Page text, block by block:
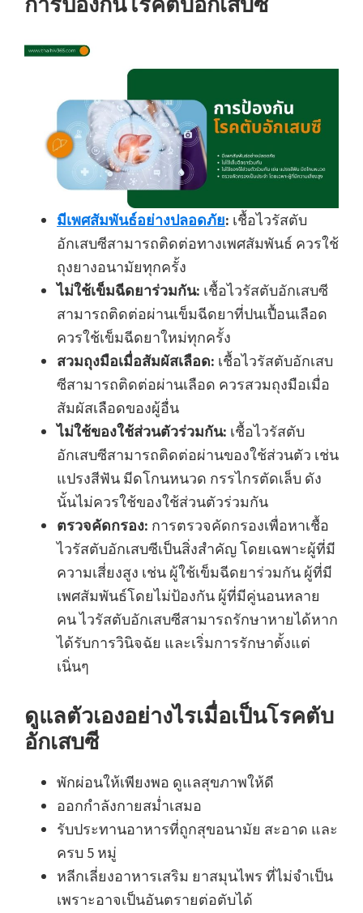
มีเพศสัมพันธ์อย่างปลอดภัย: เชื้อไวรัสตับ
อักเสบซีสามารถติดต่อทางเพศสัมพันธ์ ควรใช้
ถุงยางอนามัยทุกครั้ง
ไม่ใช้เข็มฉีดยาร่วมกัน: เชื้อไวรัสตับอักเสบซี
สามารถติดต่อผ่านเข็มฉีดยาที่ปนเปื้อนเลือด
ควรใช้เข็มฉีดยาใหม่ทุกครั้ง
สวมถุงมือเมื่อสัมผัสเลือด: เชื้อไวรัสตับอักเสบ
ซีสามารถติดต่อผ่านเลือด ควรสวมถุงมือเมื่อ
สัมผัสเลือดของผู้อื่น
ไม่ใช้ของใช้ส่วนตัวร่วมกัน: เชื้อไวรัสตับ
อักเสบซีสามารถติดต่อผ่านของใช้ส่วนตัว เช่น
แปรงสีฟัน มีดโกนหนวด กรรไกรตัดเล็บ ดัง
นั้นไม่ควรใช้ของใช้ส่วนตัวร่วมกัน
ตรวจคัดกรอง: การตรวจคัดกรองเพื่อหาเชื้อ
ไวรัสตับอักเสบซีเป็นสิ่งสำคัญ โดยเฉพาะผู้ที่มี
ความเสี่ยงสูง เช่น ผู้ใช้เข็มฉีดยาร่วมกัน ผู้ที่มี
เพศสัมพันธ์โดยไม่ป้องกัน ผู้ที่มีคู่นอนหลาย
คน ไวรัสตับอักเสบซีสามารถรักษาหายได้หาก
ได้รับการวินิจฉัย และเริ่มการรักษาตั้งแต่
เนิ่นๆ
ดูแลตัวเองอย่างไรเมื่อเป็นโรคตับ
อักเสบซี
พักผ่อนให้เพียงพอ ดูแลสุขภาพให้ดี
ออกกำลังกายสม่ำเสมอ
รับประทานอาหารที่ถูกสุขอนามัย สะอาด และ
ครบ 5 หมู่
หลีกเลี่ยงอาหารเสริม ยาสมุนไพร ที่ไม่จำเป็น
เพราะอาจเป็นอันตรายต่อตับได้